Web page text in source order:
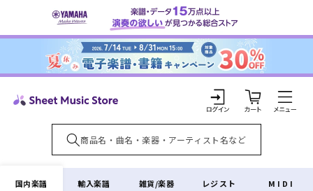
ンツに
ロ
グ
イ
カ
ー
ト
国内楽譜 輸入楽譜 雑貨/楽器 レジスト MIDI